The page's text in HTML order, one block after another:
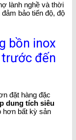
lành nghề và thời
bảo tiến độ, độ
bồn inox
đến
đặt hàng đặc
dung tích siêu
hơn bất kỳ sản